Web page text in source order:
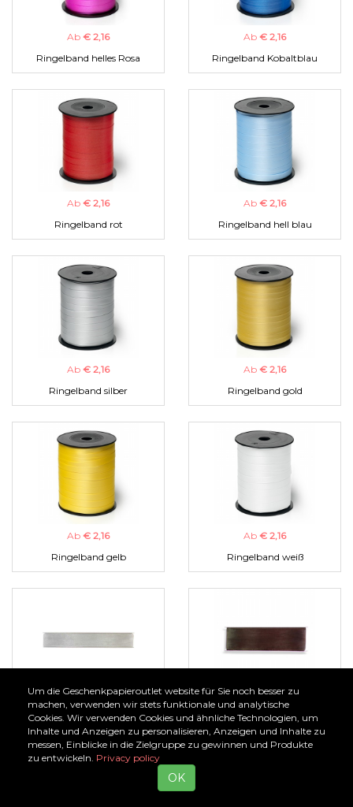
Ab € 2,16
Ringelband helles Rosa
Ab € 2,16
Ringelband Kobaltblau
Ab € 2,16
Ringelband rot
Ab € 2,16
Ringelband hell blau
Ab € 2,16
Ringelband silber
Ab € 2,16
Ringelband gold
Ab € 2,16
Ringelband gelb
Ab € 2,16
Ringelband weiß
Ab€ 1,00
Organzaband silber
Ab€ 1,00
Organzaband braun
Um die Geschenkpapieroutlet website für Sie noch besser zu
machen, verwenden wir stets funktionale und analytische
Cookies. Wir verwenden Cookies und ähnliche Technologien, um
Inhalte und Anzeigen zu personalisieren, Anzeigen und Inhalte zu
messen, Einblicke in die Zielgruppe zu gewinnen und Produkte
zu entwickeln. Privacy policy
OK